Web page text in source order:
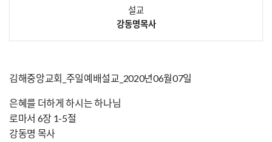
설교
강동명목사
김해중앙교회_주일예배설교_2020년06월07일
은혜를 더하게 하시는 하나님
로마서 6장 1-5절
강동명 목사